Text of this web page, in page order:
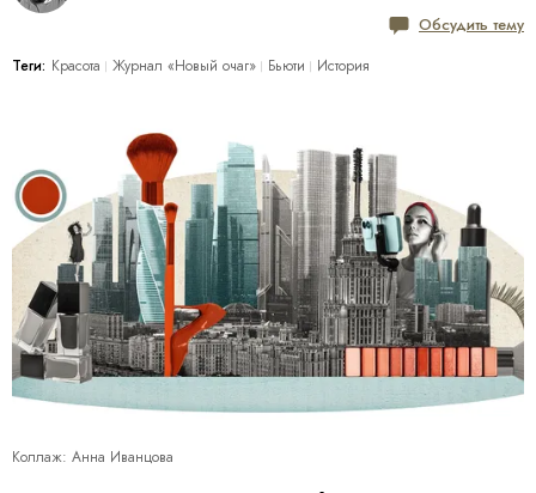
Обсудить тему
Теги: Красота Журнал «Новый очаг» Бьюти История
Коллаж: Анна Иванцова